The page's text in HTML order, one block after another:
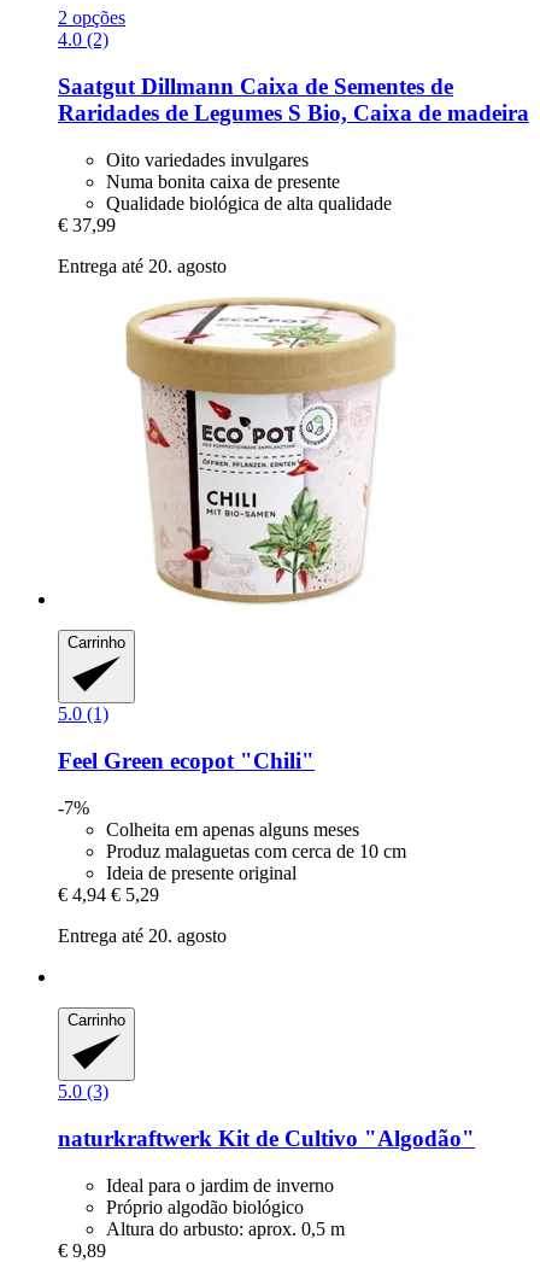
2 opções
4.0 (2)
Saatgut Dillmann Caixa de Sementes de
Raridades de Legumes S Bio, Caixa de madeira
Oito variedades invulgares
Numa bonita caixa de presente
Qualidade biológica de alta qualidade
€ 37,99
Entrega até 20. agosto
Carrinho
5.0 (1)
Feel Green ecopot "Chili"
-7%
Colheita em apenas alguns meses
Produz malaguetas com cerca de 10 cm
Ideia de presente original
€ 4,94 € 5,29
Entrega até 20. agosto
Carrinho
5.0 (3)
naturkraftwerk Kit de Cultivo "Algodão"
Ideal para o jardim de inverno
Próprio algodão biológico
Altura do arbusto: aprox. 0,5 m
€ 9,89